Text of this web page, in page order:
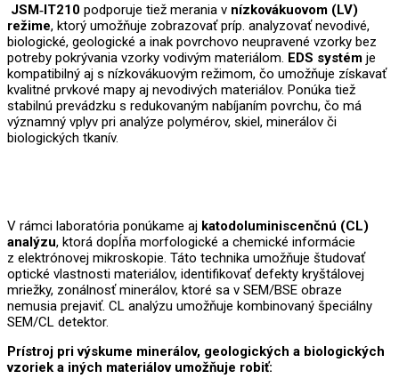
JSM‑IT210 podporuje tiež merania v nízkovákuovom (LV)
režime, ktorý umožňuje zobrazovať príp. analyzovať nevodivé,
biologické, geologické a inak povrchovo neupravené vzorky bez
potreby pokrývania vzorky vodivým materiálom. EDS systém je
kompatibilný aj s nízkovákuovým režimom, čo umožňuje získavať
kvalitné prvkové mapy aj nevodivých materiálov. Ponúka tiež
stabilnú prevádzku s redukovaným nabíjaním povrchu, čo má
významný vplyv pri analýze polymérov, skiel, minerálov či
biologických tkanív.
V rámci laboratória ponúkame aj katodoluminiscenčnú (CL)
analýzu, ktorá dopĺňa morfologické a chemické informácie
z elektrónovej mikroskopie. Táto technika umožňuje študovať
optické vlastnosti materiálov, identifikovať defekty kryštálovej
mriežky, zonálnosť minerálov, ktoré sa v SEM/BSE obraze
nemusia prejaviť. CL analýzu umožňuje kombinovaný špeciálny
SEM/CL detektor.
Prístroj pri výskume minerálov, geologických a biologických
vzoriek a iných materiálov umožňuje robiť: